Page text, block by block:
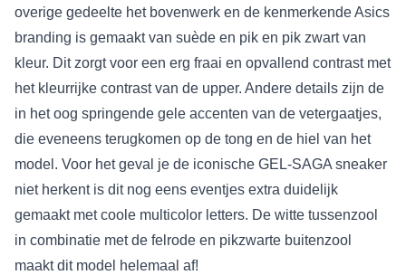
overige gedeelte het bovenwerk en de kenmerkende Asics
branding is gemaakt van suède en pik en pik zwart van
kleur. Dit zorgt voor een erg fraai en opvallend contrast met
het kleurrijke contrast van de upper. Andere details zijn de
in het oog springende gele accenten van de vetergaatjes,
die eveneens terugkomen op de tong en de hiel van het
model. Voor het geval je de iconische GEL-SAGA sneaker
niet herkent is dit nog eens eventjes extra duidelijk
gemaakt met coole multicolor letters. De witte tussenzool
in combinatie met de felrode en pikzwarte buitenzool
maakt dit model helemaal af!